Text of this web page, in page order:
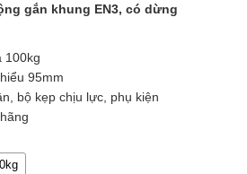
gắn khung EN3, có dừng
100kg
95mm
bộ kẹp chịu lực, phụ kiện